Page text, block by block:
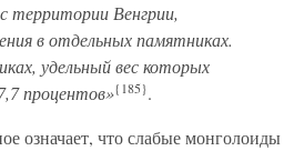
территории Венгрии,
в отдельных памятниках.
удельный вес которых
процентов»{185}.
означает, что слабые монголоиды